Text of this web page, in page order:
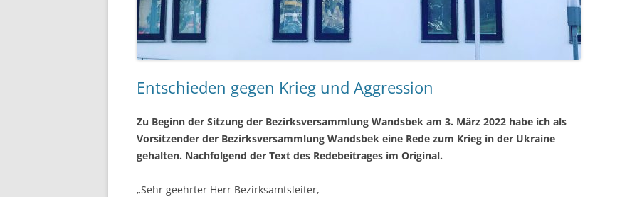
Entschieden gegen Krieg und Aggression
Zu Beginn der Sitzung der Bezirksversammlung Wandsbek am 3. März 2022 habe ich als
Vorsitzender der Bezirksversammlung Wandsbek eine Rede zum Krieg in der Ukraine
gehalten. Nachfolgend der Text des Redebeitrages im Original.
„Sehr geehrter Herr Bezirksamtsleiter,